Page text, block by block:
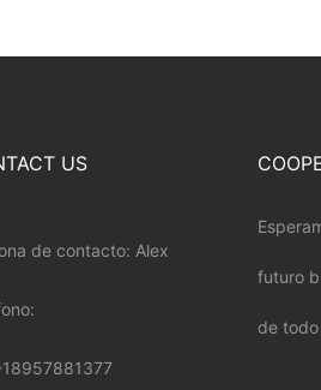
US
de contacto: Alex
futuro
de todo